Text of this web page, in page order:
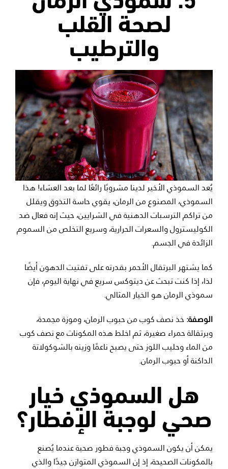
لصحة القلب
والترطيب
يُعد السموذي الأخير لدينا مشروبًا رائعًا لما بعد العشاء! هذا
السموذي، المصنوع من الرمان، يقوي حاسة التذوق ويقلل
من تراكم الترسبات الدهنية في الشرايين، حيث إنه فعال ضد
الكوليسترول والسعرات الحرارية، وسريع التخلص من السموم
الزائدة في الجسم.
كما يشتهر البرتقال الأحمر بقدرته على تفتيت الدهون أيضًا
لذا، إذا كنت تبحث عن ديتوكس سريع في نهاية اليوم، فإن
سموذي الرمان هو الخيار المثالي.
الوصفة:خذ نصف كوب من حبوب الرمان، وموزة مجمدة،
وبرتقالة حمراء صغيرة، ثم اخلط هذه المكونات مع نصف كوب
من الماء وحليب اللوز حتى يصبح ناعمًا وزينه بالشوكولاتة
الداكنة أو حبوب الرمان.
هل السموذي خيار
صحي لوجبة الإفطار؟
يمكن أن يكون السموذي وجبة فطور صحية عندما يُصنع
بالمكونات الصحيحة، إذ إن السموذي المتوازن جيدًا والذي